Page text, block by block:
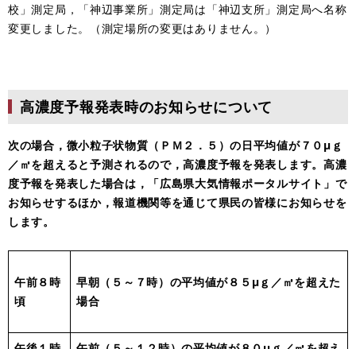
校」測定局，「神辺事業所」測定局は「神辺支所」測定局へ名称
変更しました。（測定場所の変更はありません。）
高濃度予報発表時のお知らせについて
次の場合，微小粒子状物質（ＰＭ２．５）の日平均値が７０μｇ
／㎥を超えると予測されるので，高濃度予報を発表します。 高濃
度予報を発表した場合は，「広島県大気情報ポータルサイト」で
お知らせするほか，報道機関等を通じて県民の皆様にお知らせを
します。
午前８時
頃
早朝（５～７時）の平均値が８５ μｇ／㎥を超えた
場合